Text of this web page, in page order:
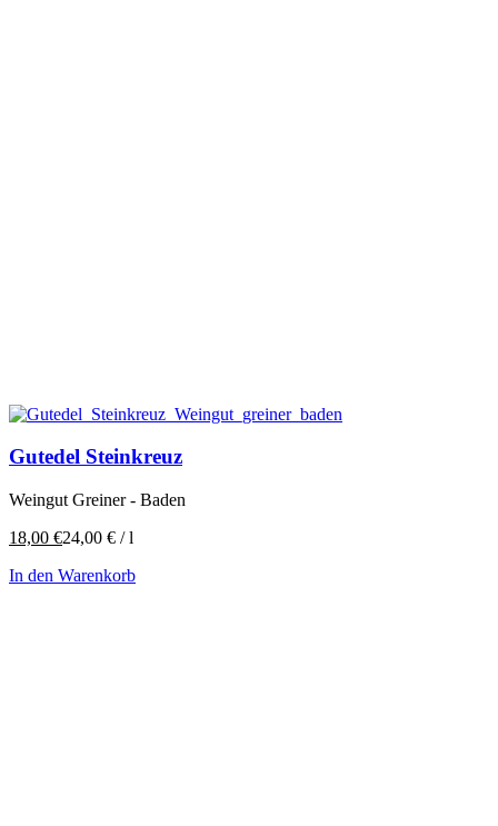
Gutedel Steinkreuz
Weingut Greiner - Baden
18,00 €24,00 € /l
In den Warenkorb